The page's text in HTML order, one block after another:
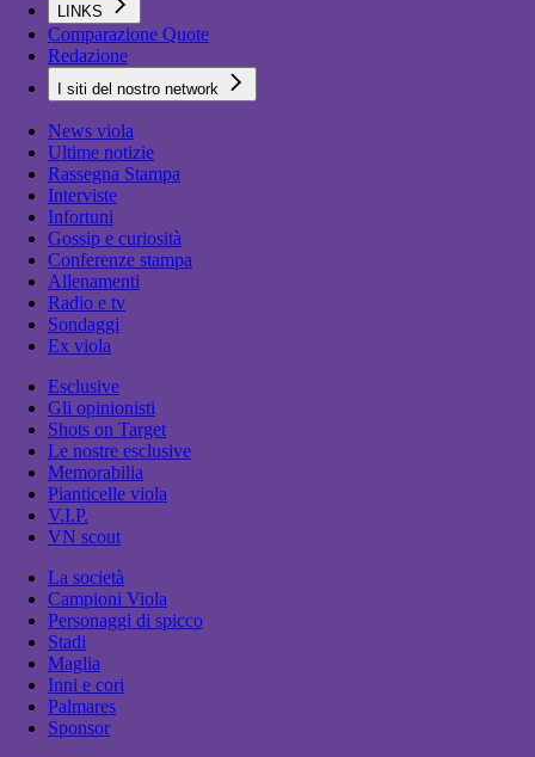
LINKS
Comparazione Quote
Redazione
I siti del nostro network
News viola
Ultime notizie
Rassegna Stampa
Interviste
Infortuni
Gossip e curiosità
Conferenze stampa
Allenamenti
Radio e tv
Sondaggi
Ex viola
Esclusive
Gli opinionisti
Shots on Target
Le nostre esclusive
Memorabilia
Pianticelle viola
V.I.P.
VN scout
La società
Campioni Viola
Personaggi di spicco
Stadi
Maglia
Inni e cori
Palmares
Sponsor